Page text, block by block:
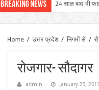
Breaking News 24 साल बाद भी
Home / उत्तर प्रदेश / निगमों से /
रोजगार- सौदागर
admin January 25,